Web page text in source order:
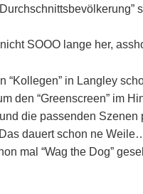
SOOO lange her,
“Kollegen” in Langley
den “Greenscreen” im
die passenden Szenen
dauert schon ne
mal “Wag the Dog”